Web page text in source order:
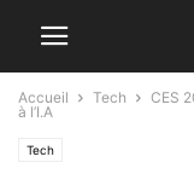
Accueil Tech
CES
à l’I.A
Tech